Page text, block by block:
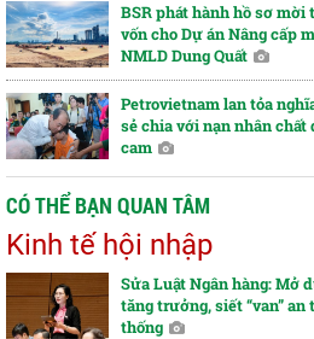
BSR phát hành hồ sơ mời
vốn cho Dự án Nâng cấp
NMLD Dung Quất
Petrovietnam lan tỏa
sẻ chia với nạn nhân chất
cam
CÓ THỂ BẠN QUAN TÂM
Kinh tế hội nhập
Sửa Luật Ngân hàng: Mở
tăng trưởng, siết “van” an
thống